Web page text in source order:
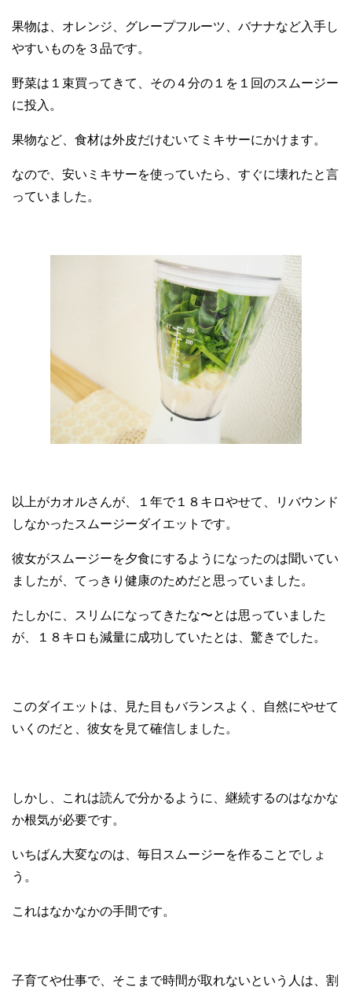
果物は、オレンジ、グレープフルーツ、バナナなど入手し
やすいものを３品です。
野菜は１束買ってきて、その４分の１を１回のスムージー
に投入。
果物など、食材は外皮だけむいてミキサーにかけます。
なので、安いミキサーを使っていたら、すぐに壊れたと言
っていました。
以上がカオルさんが、１年で１８キロやせて、リバウンド
しなかったスムージーダイエットです。
彼女がスムージーを夕食にするようになったのは聞いてい
ましたが、てっきり健康のためだと思っていました。
たしかに、スリムになってきたな〜とは思っていました
が、１８キロも減量に成功していたとは、驚きでした。
このダイエットは、見た目もバランスよく、自然にやせて
いくのだと、彼女を見て確信しました。
しかし、これは読んで分かるように、継続するのはなかな
か根気が必要です。
いちばん大変なのは、毎日スムージーを作ることでしょ
う。
これはなかなかの手間です。
子育てや仕事で、そこまで時間が取れないという人は、割